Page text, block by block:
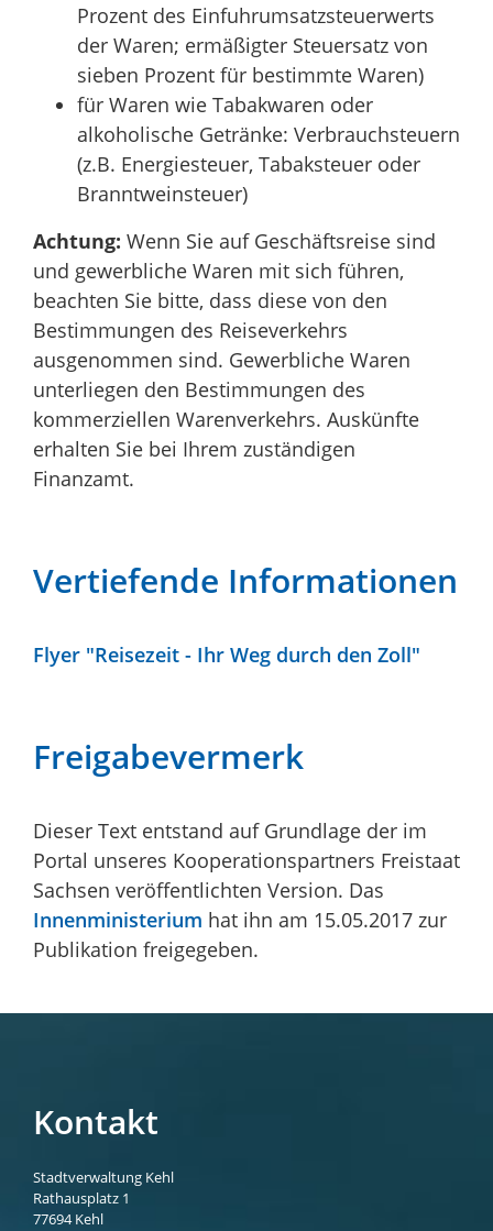
Prozent des Einfuhrumsatzsteuerwerts
der Waren; ermäßigter Steuersatz von
sieben Prozent für bestimmte Waren)
für Waren wie Tabakwaren oder
alkoholische Getränke: Verbrauchsteuern
(z.B. Energiesteuer, Tabaksteuer oder
Branntweinsteuer)
Achtung: Wenn Sie auf Geschäftsreise sind
und gewerbliche Waren mit sich führen,
beachten Sie bitte, dass diese von den
Bestimmungen des Reiseverkehrs
ausgenommen sind. Gewerbliche Waren
unterliegen den Bestimmungen des
kommerziellen Warenverkehrs. Auskünfte
erhalten Sie bei Ihrem zuständigen
Finanzamt.
Vertiefende Informationen
Flyer "Reisezeit - Ihr Weg durch den Zoll"
Freigabevermerk
Dieser Text entstand auf Grundlage der im
Portal unseres Kooperationspartners Freistaat
Sachsen veröffentlichten Version. Das
Innenministerium hat ihn am 15.05.2017 zur
Publikation freigegeben.
Kontakt
Stadtverwaltung Kehl
Rathausplatz 1
77694 Kehl